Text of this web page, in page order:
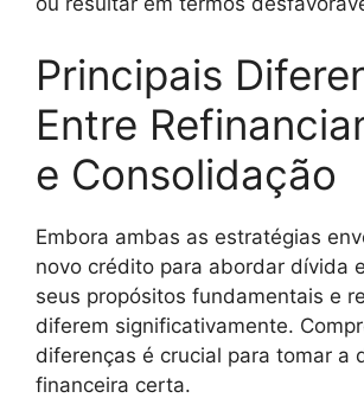
Principais
Entre
e Consolidação
Embora ambas as estratégias
novo crédito para abordar dívida
seus propósitos fundamentais e
diferem significativamente.
diferenças é crucial para tomar a
financeira certa.